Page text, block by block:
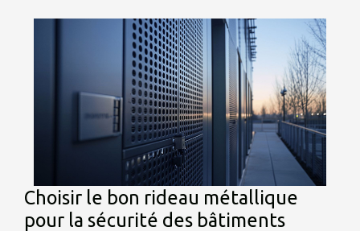
Choisir le bon rideau métallique
pour la sécurité des bâtiments